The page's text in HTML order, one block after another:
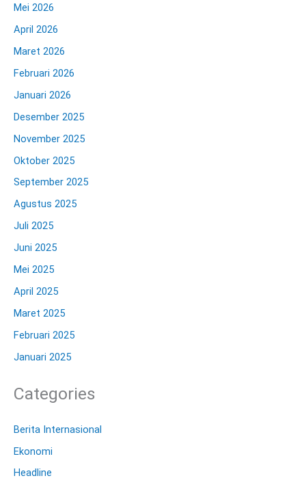
Mei 2026
April 2026
Maret 2026
Februari 2026
Januari 2026
Desember 2025
November 2025
Oktober 2025
September 2025
Agustus 2025
Juli 2025
Juni 2025
Mei 2025
April 2025
Maret 2025
Februari 2025
Januari 2025
Categories
Berita Internasional
Ekonomi
Headline